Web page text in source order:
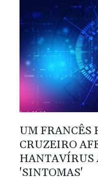
UM FRANCÊS
CRUZEIRO
HANTAVÍRUS
'SINTOMAS'